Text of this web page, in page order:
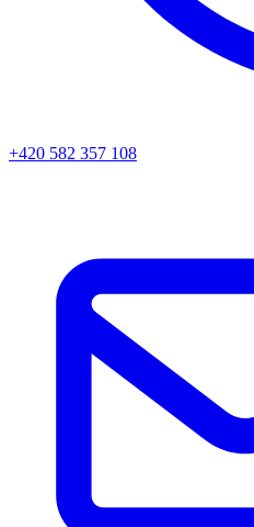
+420 582 357 108